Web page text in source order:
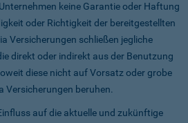
keine Garantie oder Haftung
oder Richtigkeit der bereitgestellten
Versicherungen schließen jegliche
direkt oder indirekt aus der Benutzung
diese nicht auf Vorsatz oder grobe
Versicherungen beruhen.
auf die aktuelle und zukünftige